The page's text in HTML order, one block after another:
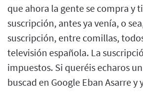
que ahora la gente se compra y
suscripción, antes ya venía, o
suscripción, entre comillas,
televisión española. La
impuestos. Si queréis echaros
buscad en Google Eban Asarre y